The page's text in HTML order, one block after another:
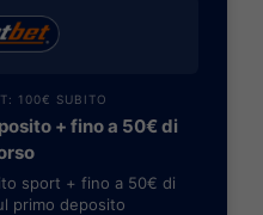
100€ SUBITO
+ fino a 50€ di
sport + fino a 50€ di
primo deposito